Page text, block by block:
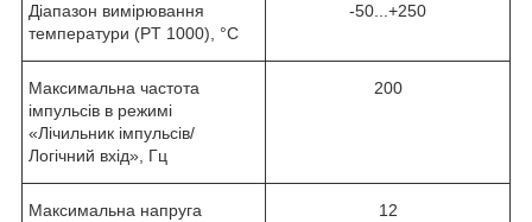
Діапазон вимірювання
температури (PT 1000), °C
-50...+250
Максимальна частота
імпульсів в режимі
«Лічильник імпульсів/
Логічний вхід», Гц
200
Максимальна напруга
12